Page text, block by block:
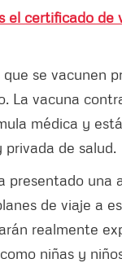
el certificado de
se vacunen
La vacuna
médica y
de salud.
una
de viaje a
realmente
niñas y